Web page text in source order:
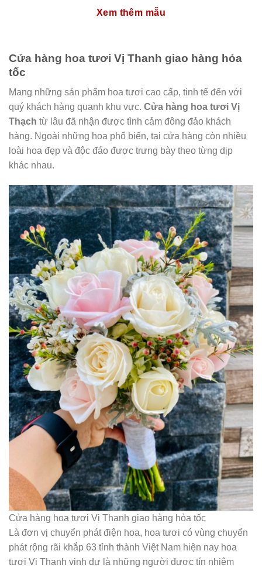
Xem thêm mẫu
Cửa hàng hoa tươi Vị Thanh giao hàng hỏa
tốc
Mang những sản phẩm hoa tươi cao cấp, tinh tế đến với
quý khách hàng quanh khu vực. Cửa hàng hoa tươi Vị
Thạch từ lâu đã nhận được tình cảm đông đảo khách
hàng. Ngoài những hoa phổ biến, tại cửa hàng còn nhiều
loài hoa đẹp và độc đáo được trưng bày theo từng dịp
khác nhau.
Cửa hàng hoa tươi Vị Thanh giao hàng hỏa tốc
Là đơn vị chuyển phát điện hoa, hoa tươi có vùng chuyển
phát rộng rãi khắp 63 tỉnh thành Việt Nam hiện nay hoa
tươi Vi Thanh vinh dự là những người được tín nhiệm